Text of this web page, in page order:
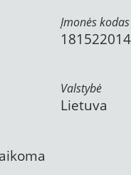
Įmonės kodas
181522014
Valstybė
Lietuva